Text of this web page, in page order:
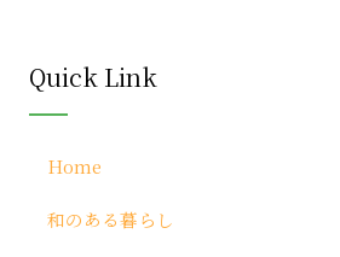
Quick Link
Home
和のある暮らし